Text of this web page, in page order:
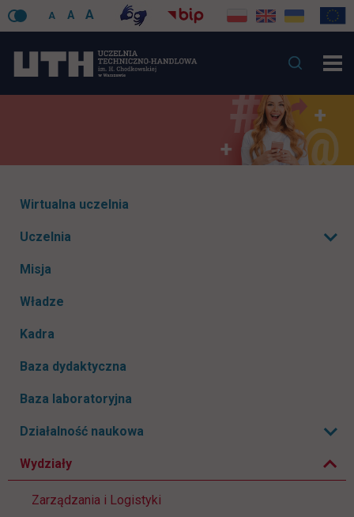
A A A
Pomiń
Wirtualna uczelnia
Uczelnia
Misja
Władze
Kadra
Baza dydaktyczna
Baza laboratoryjna
Działalność naukowa Rozwiń podmenu
Wydziały Zwiń podmenu
Zarządzania i Logistyki